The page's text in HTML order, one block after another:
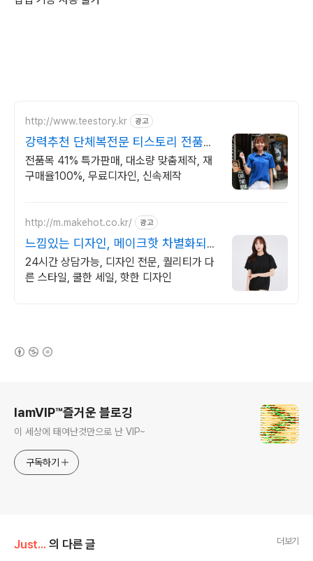
http://www.teestory.kr 광고
강력추천 단체복전문 티스토리 전품목
41% 특가세일
전품목 41% 특가판매, 대소량 맞춤제작, 재
구매율100%, 무료디자인, 신속제작
http://m.makehot.co.kr/ 광고
느낌있는 디자인, 메이크핫 차별화되고
세련된 디자인!
24시간 상담가능, 디자인 전문, 퀄리티가 다
른 스타일, 쿨한 세일, 핫한 디자인
IamVIP™즐거운 블로깅
이 세상에 태여난것만으로 난 VIP~
구독하기
Just... 의 다른 글 더보기